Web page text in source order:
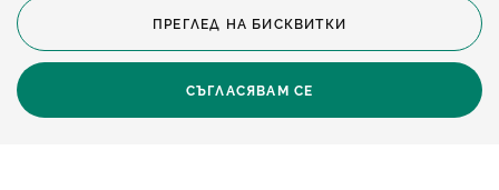
© 2024. Всички права запазени.
Общи условия
Политика за бисквитки
СЪГЛАСЯВАМ СЕ
ПРЕГЛЕД НА БИСКВИТКИ